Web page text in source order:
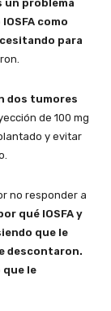
un problema
como
para
dos tumores
de 100 mg
y evitar
no responder a
qué IOSFA y
que le
descontaron.
que le